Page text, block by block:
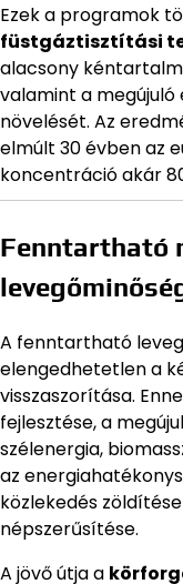
Ezek a programok
füstgáztisztítási
alacsony
valamint a
növelését. Az
elmúlt 30 évben az
koncentráció akár
Fenntartható
A fenntartható
elengedhetetlen a
visszaszorítása.
fejlesztése, a
szélenergia,
az
közlekedés
népszerűsítése.
A jövő útja a